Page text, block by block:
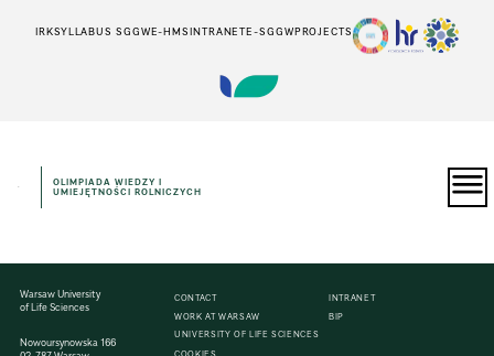
IRKSYLLABUS SGGWE-HMSINTRANETE-SGGWPROJECTS
OLIMPIADA WIEDZY I
UMIEJĘTNOŚCI ROLNICZYCH
Warsaw University
of Life Sciences
Nowoursynowska 166
CONTACT
WORK AT WARSAW
UNIVERSITY OF LIFE SCIENCES
INTRANET
BIP